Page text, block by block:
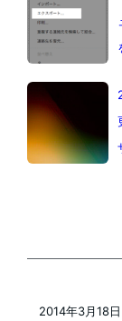
2014年3月18日